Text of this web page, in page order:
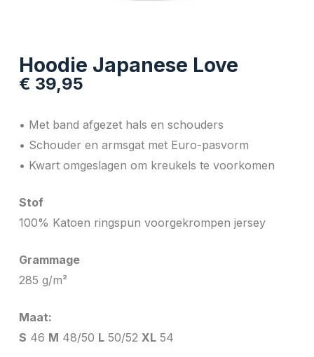
Hoodie Japanese Love
€ 39,95
• Met band afgezet hals en schouders
• Schouder en armsgat met Euro-pasvorm
• Kwart omgeslagen om kreukels te voorkomen
Stof
100% Katoen ringspun voorgekrompen jersey
Grammage
285 g/m²
Maat:
S 46 M 48/50 L50/52 XL54